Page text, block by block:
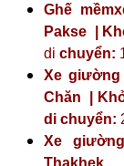
Ghế
Pakse |
di chuyển:
Xe giường
Chăn |
di chuyển:
Xe